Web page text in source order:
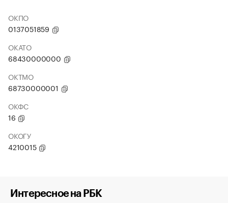
ОКПО
0137051859
ОКАТО
68430000000
ОКТМО
68730000001
ОКФС
16
ОКОГУ
4210015
Интересное на РБК